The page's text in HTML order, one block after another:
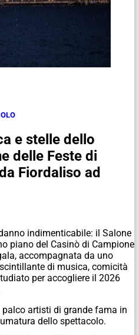
e stelle dello
delle Feste di
Fiordaliso ad
indimenticabile: il Salone
piano del Casinò di Campione
accompagnata da uno
di musica, comicità
per accogliere il 2026
artisti di grande fama in
dello spettacolo.